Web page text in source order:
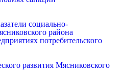
социально-
района
потребительского
развития Мясниковского